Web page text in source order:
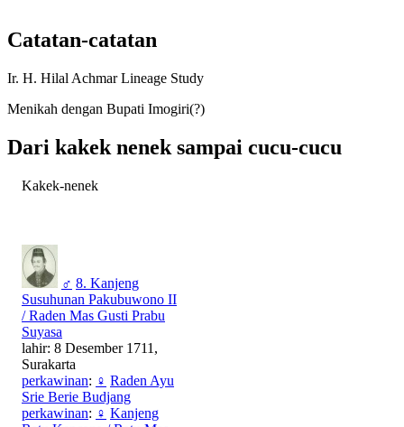
Catatan-catatan
Ir. H. Hilal Achmar Lineage Study
Menikah dengan Bupati Imogiri(?)
Dari kakek nenek sampai cucu-cucu
Kakek-nenek
♂ 8. Kanjeng
Susuhunan Pakubuwono II
/ Raden Mas Gusti Prabu
Suyasa
lahir: 8 Desember 1711,
Surakarta
perkawinan: ♀ Raden Ayu
Srie Berie Budjang
perkawinan: ♀ Kanjeng